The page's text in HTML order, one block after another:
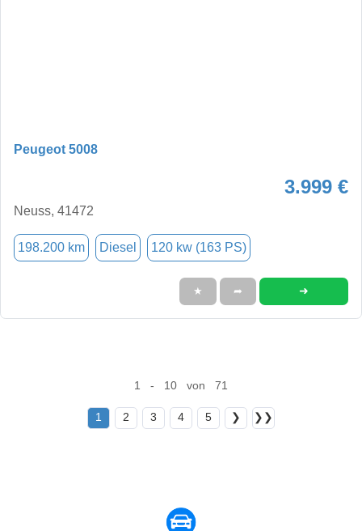
Peugeot 5008
3.999 €
Neuss, 41472
198.200 km Diesel 120 kw (163 PS)
★ ➦ ➜
1 - 10 von 71
1 2 3 4 5 ❯ ❯❯